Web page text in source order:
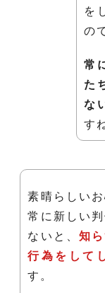
を
の
常
た
な
す
素晴らしい
常に新しい
ないと、 知
行為をして
す。